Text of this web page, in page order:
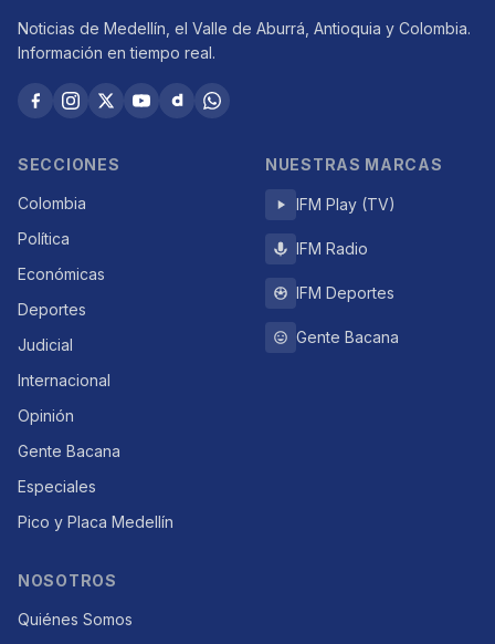
Noticias de Medellín, el Valle de Aburrá, Antioquia y Colombia.
Información en tiempo real.
SECCIONES
Colombia
Política
Económicas
Deportes
Judicial
Internacional
Opinión
Gente Bacana
Especiales
Pico y Placa Medellín
NUESTRAS MARCAS
IFM Play (TV)
IFM Radio
IFM Deportes
Gente Bacana
NOSOTROS
Quiénes Somos